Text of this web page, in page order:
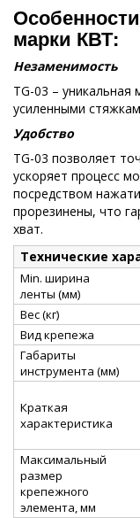
марки КВТ:
Незаменимость
TG-03 –
усиленными
Удобство
TG-03 позволяет
ускоряет процесс
посредством
прорезинены, что
хват.
Технические
Min. ширина
ленты (мм)
Вес (кг)
Вид крепежа
Габариты
инструмента (мм)
Краткая
характеристика
Максимальный
размер
крепежного
элемента, мм